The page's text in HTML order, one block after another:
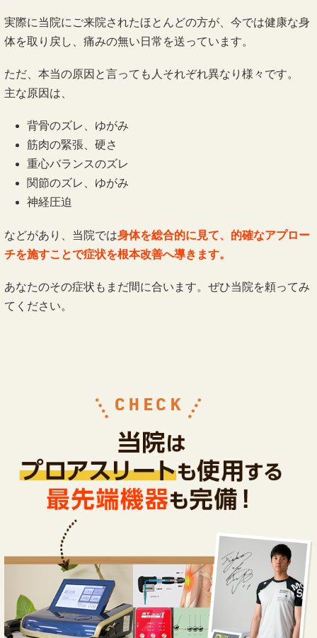
実際に当院にご来院されたほとんどの方が、今では健康な身
体を取り戻し、痛みの無い日常を送っています。
ただ、本当の原因と言っても人それぞれ異なり様々です。
主な原因は、
背骨のズレ、ゆがみ
筋肉の緊張、硬さ
重心バランスのズレ
関節のズレ、ゆがみ
神経圧迫
などがあり、当院では身体を総合的に見て、的確なアプロー
チを施すことで症状を根本改善へ導きます。
あなたのその症状もまだ間に合います。ぜひ当院を頼ってみ
てください。